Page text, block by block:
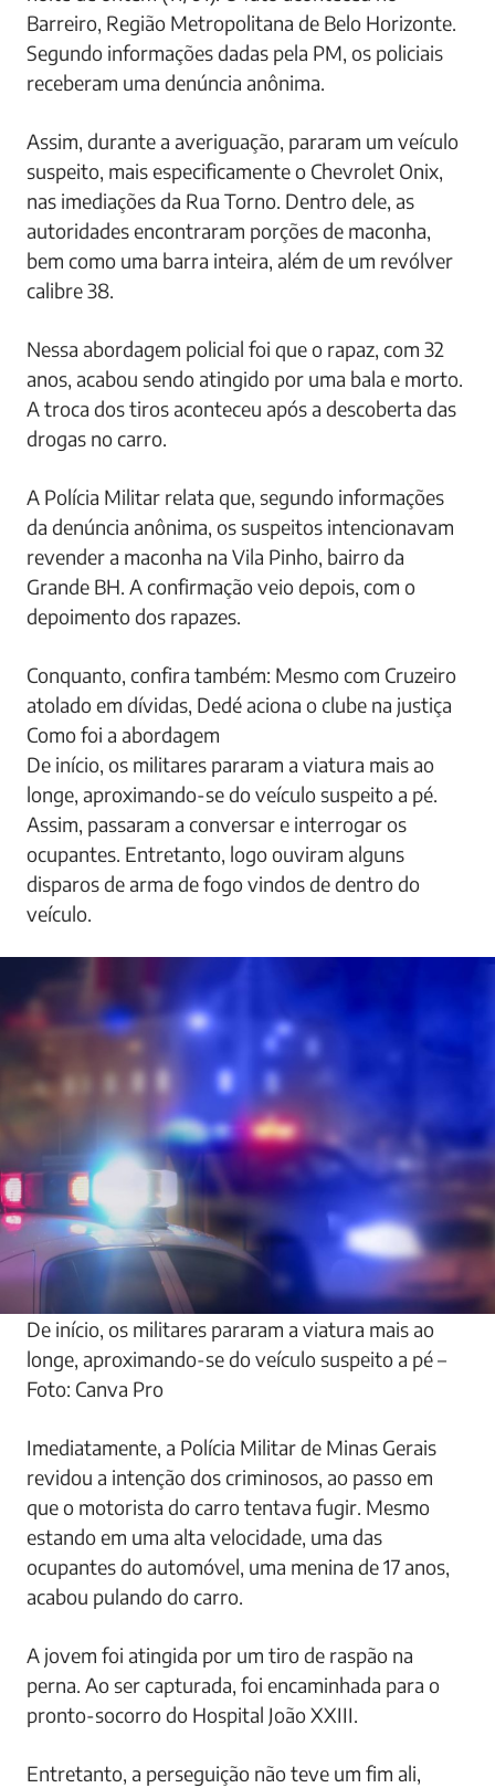
Barreiro, Região Metropolitana de Belo Horizonte.
Segundo informações dadas pela PM, os policiais
receberam uma denúncia anônima.
Assim, durante a averiguação, pararam um veículo
suspeito, mais especificamente o Chevrolet Onix,
nas imediações da Rua Torno. Dentro dele, as
autoridades encontraram porções de maconha,
bem como uma barra inteira, além de um revólver
calibre 38.
Nessa abordagem policial foi que o rapaz, com 32
anos, acabou sendo atingido por uma bala e morto.
A troca dos tiros aconteceu após a descoberta das
drogas no carro.
A Polícia Militar relata que, segundo informações
da denúncia anônima, os suspeitos intencionavam
revender a maconha na Vila Pinho, bairro da
Grande BH. A confirmação veio depois, com o
depoimento dos rapazes.
Conquanto, confira também: Mesmo com Cruzeiro
atolado em dívidas, Dedé aciona o clube na justiça
Como foi a abordagem
De início, os militares pararam a viatura mais ao
longe, aproximando-se do veículo suspeito a pé.
Assim, passaram a conversar e interrogar os
ocupantes. Entretanto, logo ouviram alguns
disparos de arma de fogo vindos de dentro do
veículo.
De início, os militares pararam a viatura mais ao
longe, aproximando-se do veículo suspeito a pé –
Foto: Canva Pro
Imediatamente, a Polícia Militar de Minas Gerais
revidou a intenção dos criminosos, ao passo em
que o motorista do carro tentava fugir. Mesmo
estando em uma alta velocidade, uma das
ocupantes do automóvel, uma menina de 17 anos,
acabou pulando do carro.
A jovem foi atingida por um tiro de raspão na
perna. Ao ser capturada, foi encaminhada para o
pronto-socorro do Hospital João XXIII.
Entretanto, a perseguição não teve um fim ali,